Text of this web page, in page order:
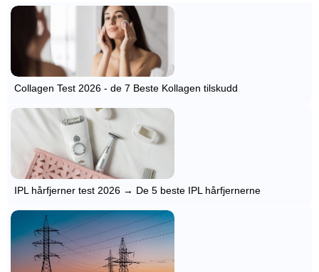
Collagen Test 2026 - de 7 Beste Kollagen tilskudd
IPL hårfjerner test 2026 → De 5 beste IPL hårfjernerne